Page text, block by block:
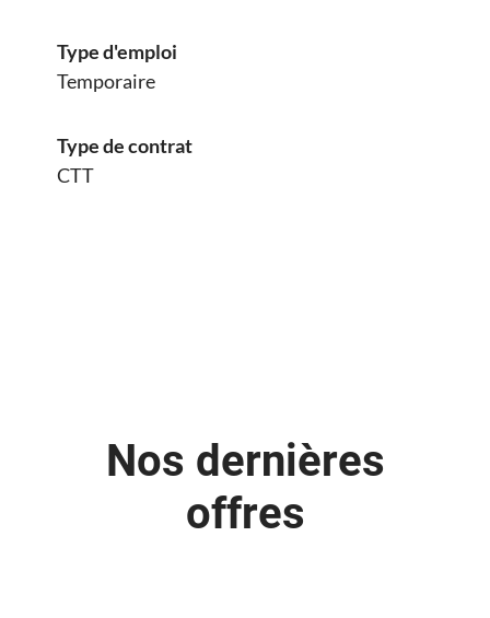
Type d'emploi
Temporaire
Type de contrat
CTT
Nos dernières
offres